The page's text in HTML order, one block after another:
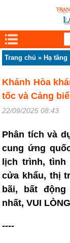
Trang chủ » Hạ tầng
Khánh Hòa
tốc và Cảng
22/09/2025 08:43
Phân tích và
cung ứng
lịch trình,
cửa khẩu, thị
bãi, bất
nhất, VUI
----